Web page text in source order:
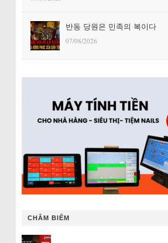
반동 당원은 민족의 복이다
07/08/2026
CHÂM BIẾM